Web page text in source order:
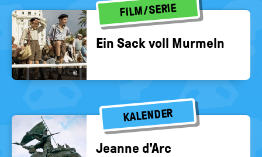
FILM/SERIE
©
Ein Sack voll Mur­meln
KALENDER
Jean­ne d'Arc